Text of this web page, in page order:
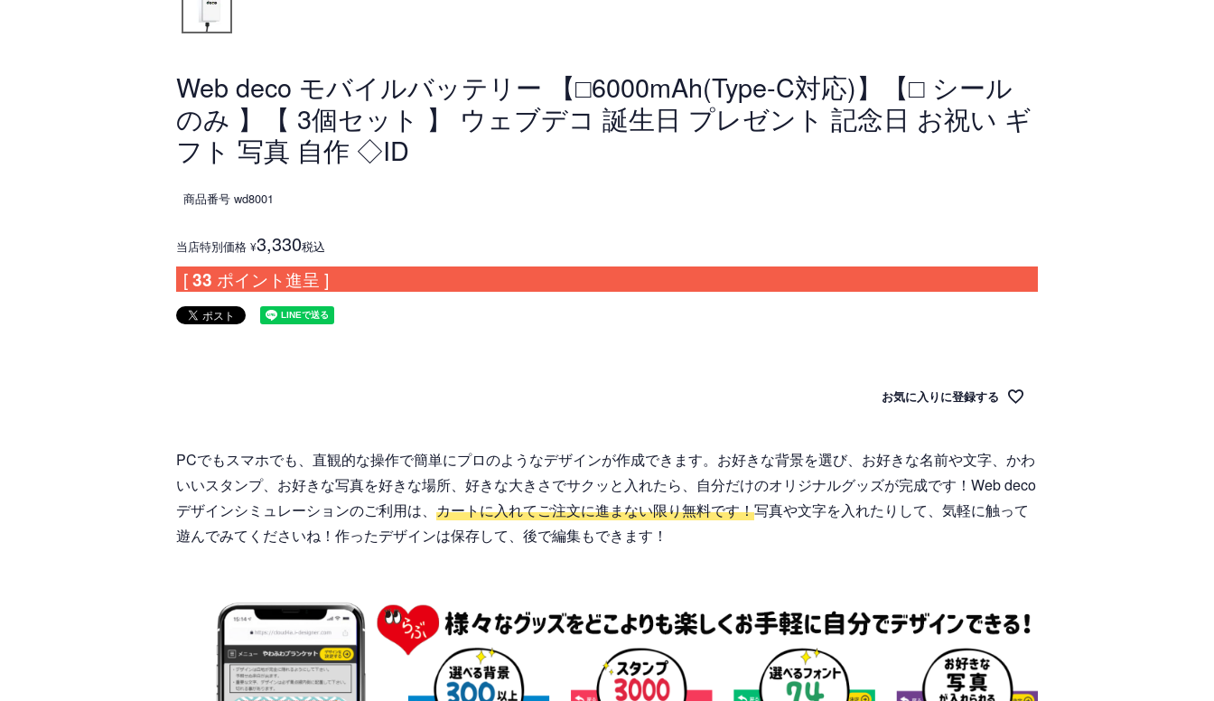
Web deco モバイルバッテリー 【□6000mAh(Type-C対応)】【□ シール
のみ 】【 3個セット 】 ウェブデコ 誕生日 プレゼント 記念日 お祝い ギ
フト 写真 自作 ◇ID
商品番号 wd8001
当店特別価格 ¥3,330税込
[33 ポイント進呈 ]
お気に入りに登録する
PCでもスマホでも、直観的な操作で簡単にプロのようなデザインが作成できます。お好きな背景を選び、お好きな名前や文字、かわ
いいスタンプ、お好きな写真を好きな場所、好きな大きさでサクッと入れたら、自分だけのオリジナルグッズが完成です！Web deco
デザインシミュレーションのご利用は、カートに入れてご注文に進まない限り無料です！写真や文字を入れたりして、気軽に触って
遊んでみてくださいね！作ったデザインは保存して、後で編集もできます！